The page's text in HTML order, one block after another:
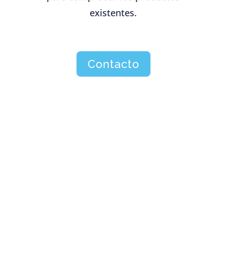
existentes.
Contacto